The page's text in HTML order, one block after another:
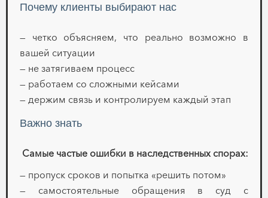
Почему клиенты выбирают нас
— четко объясняем, что реально возможно в
вашей ситуации
— не затягиваем процесс
— работаем со сложными кейсами
— держим связь и контролируем каждый этап
Важно знать
Самые частые ошибки в наследственных спорах:
— пропуск сроков и попытка «решить потом»
— самостоятельные обращения в суд с